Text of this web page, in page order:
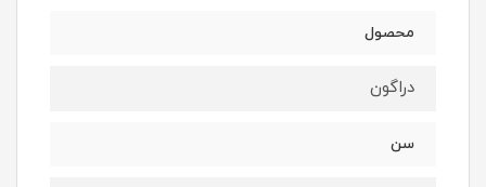
محصول
دراگون
سن